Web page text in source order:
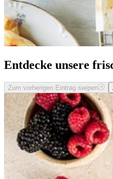
Entdecke unsere
Zum vorherigen Eintrag swipen